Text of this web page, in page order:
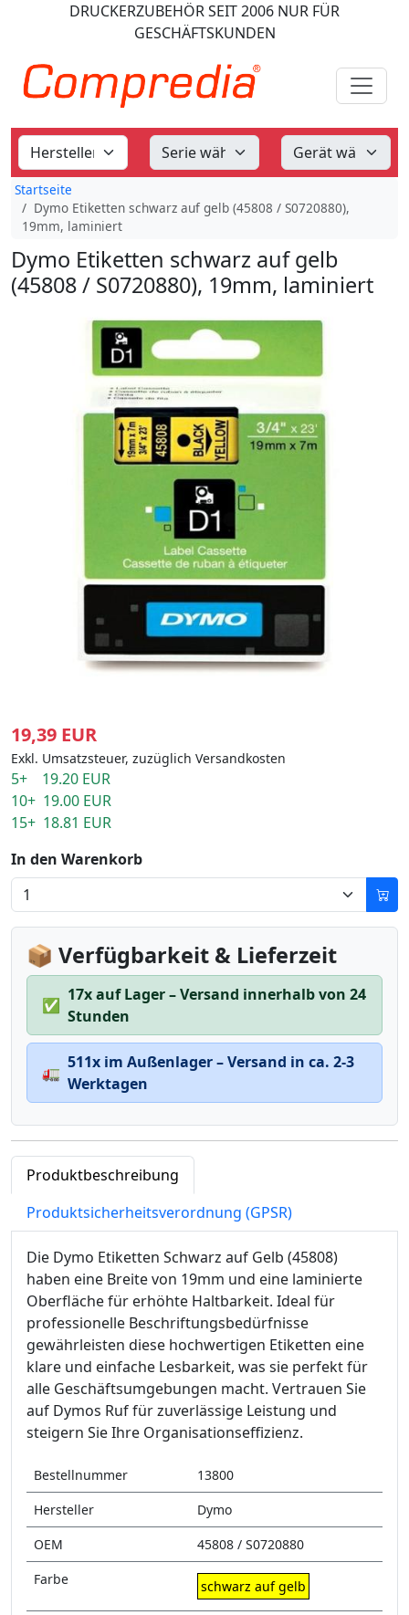
DRUCKERZUBEHÖRSEIT 2006 NUR FÜR
GESCHÄFTSKUNDEN
Startseite
Dymo Etiketten schwarz auf gelb (45808 / S0720880),
19mm, laminiert
Dymo Etiketten schwarz auf gelb
(45808 / S0720880), 19mm, laminiert
19,39 EUR
Exkl. Umsatzsteuer, zuzüglich Versandkosten
5+ 19.20 EUR
10+ 19.00 EUR
15+ 18.81 EUR
In den Warenkorb
📦 Verfügbarkeit & Lieferzeit
✅
17x auf Lager – Versand innerhalb von 24
Stunden
🚛
511x im Außenlager – Versand in ca. 2-3
Werktagen
Produktbeschreibung
Produktsicherheitsverordnung (GPSR)
Die Dymo Etiketten Schwarz auf Gelb (45808)
haben eine Breite von 19mm und eine laminierte
Oberfläche für erhöhte Haltbarkeit. Ideal für
professionelle Beschriftungsbedürfnisse
gewährleisten diese hochwertigen Etiketten eine
klare und einfache Lesbarkeit, was sie perfekt für
alle Geschäftsumgebungen macht. Vertrauen Sie
auf Dymos Ruf für zuverlässige Leistung und
steigern Sie Ihre Organisationseffizienz.
Bestellnummer
13800
Hersteller
Dymo
OEM
45808 / S0720880
Farbe
schwarz auf gelb